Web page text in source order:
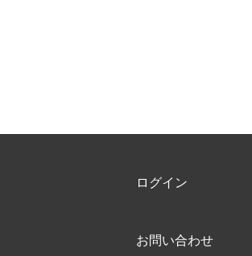
ログイン
お問い合わせ